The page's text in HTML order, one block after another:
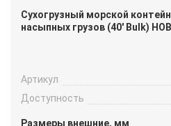
Сухогрузный морской
насыпных грузов (40′ Bulk)
Артикул
Доступность
Размеры внешние, мм